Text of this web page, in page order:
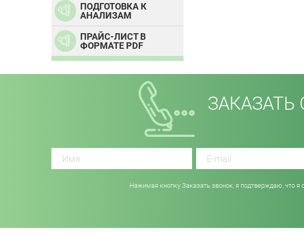
ПОДГОТОВКА К
АНАЛИЗАМ
ПРАЙС-ЛИСТ В
ФОРМАТЕ PDF
Нажимая кнопку Заказать звонок, я подтверждаю, что я